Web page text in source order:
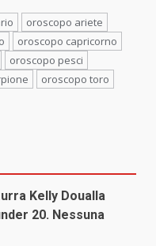
oroscopo ariete
oroscopo capricorno
oroscopo pesci
oroscopo toro
Kelly Doualla
20. Nessuna